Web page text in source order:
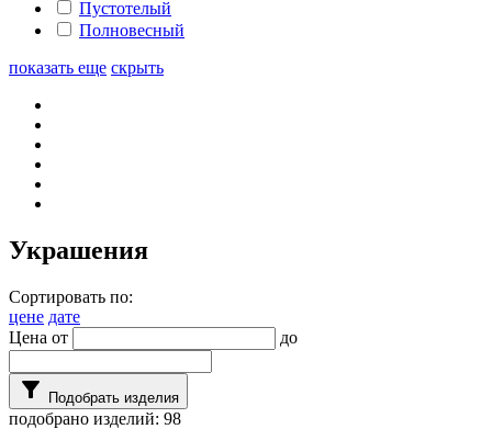
Пустотелый
Полновесный
показать еще скрыть
Украшения
Сортировать по:
цене дате
Цена от
до
filter_alt Подобрать изделия
подобрано изделий: 98